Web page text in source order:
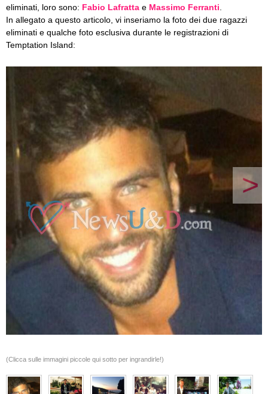
eliminati, loro sono: Fabio Lafratta e Massimo Ferranti
In allegato a questo articolo, vi inseriamo la foto dei due ragazzi
eliminati e qualche foto esclusiva durante le registrazioni di
Temptation Island:
>
(Clicca sulle immagini piccole qui sotto per ingrandirle!)